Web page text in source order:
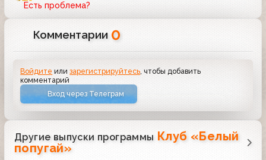
Есть проблема?
Комментарии 0
Войдите илизарегистрируйтесь, чтобы добавить
комментарий
Вход через Телеграм
Другие выпуски программы Клуб «Белый
попугай»